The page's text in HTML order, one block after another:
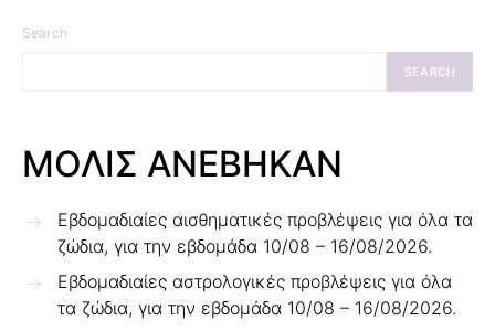
Search
SEARCH
ΜΟΛΙΣ ΑΝΕΒΗΚΑΝ
Εβδομαδιαίες αισθηματικές προβλέψεις για όλα τα
ζώδια, για την εβδομάδα 10/08 – 16/08/2026.
Εβδομαδιαίες αστρολογικές προβλέψεις για όλα
τα ζώδια, για την εβδομάδα 10/08 – 16/08/2026.